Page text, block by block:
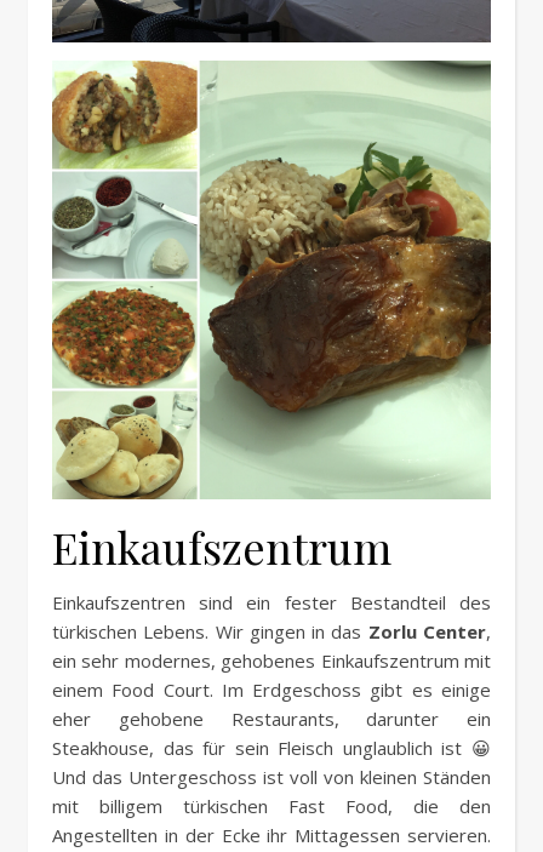
Einkaufszentrum
Einkaufszentren sind ein fester Bestandteil des
türkischen Lebens. Wir gingen in das Zorlu Center,
ein sehr modernes, gehobenes Einkaufszentrum mit
einem Food Court. Im Erdgeschoss gibt es einige
eher gehobene Restaurants, darunter ein
Steakhouse, das für sein Fleisch unglaublich ist 😀
Und das Untergeschoss ist voll von kleinen Ständen
mit billigem türkischen Fast Food, die den
Angestellten in der Ecke ihr Mittagessen servieren.